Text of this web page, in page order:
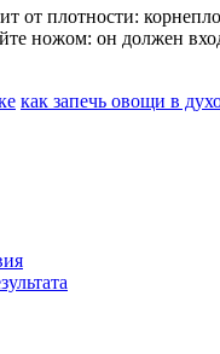
от плотности:
ножом: он должен
как запечь овощи в